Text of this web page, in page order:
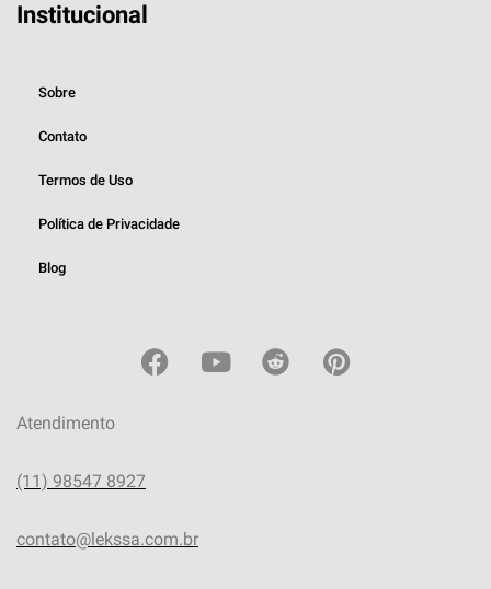
Institucional
Sobre
Contato
Termos de Uso
Política de Privacidade
Blog
Atendimento
(11) 98547 8927
contato@lekssa.com.br